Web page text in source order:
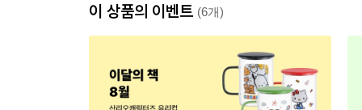
이 상품의 이벤트 (6개)